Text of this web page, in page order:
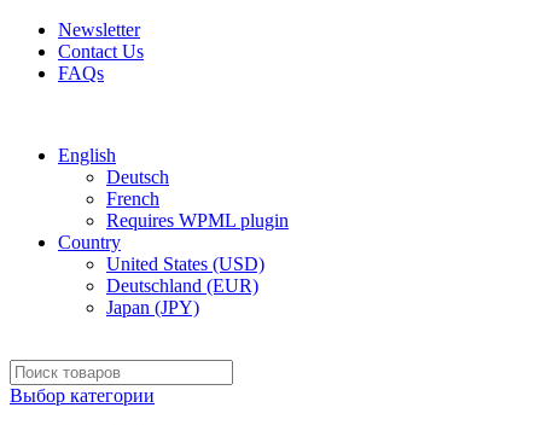
Newsletter
Contact Us
FAQs
English
Deutsch
French
Requires WPML plugin
Country
United States (USD)
Deutschland (EUR)
Japan (JPY)
Выбор категории